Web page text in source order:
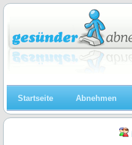
Startseite Abnehmen